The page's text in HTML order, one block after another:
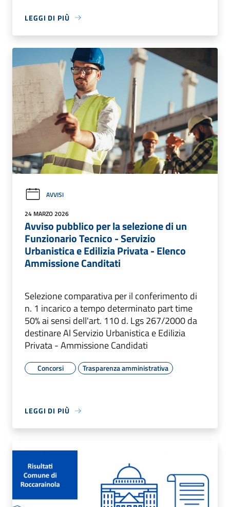
LEGGI DI PIÙ
AVVISI
24 MARZO 2026
Avviso pubblico per la selezione di un
Funzionario Tecnico - Servizio
Urbanistica e Edilizia Privata - Elenco
Ammissione Canditati
Selezione comparativa per il conferimento di
n. 1 incarico a tempo determinato part time
50% ai sensi dell'art. 110 d. Lgs 267/2000 da
destinare Al Servizio Urbanistica e Edilizia
Privata - Ammissione Candidati
Concorsi Trasparenza amministrativa
LEGGI DI PIÙ